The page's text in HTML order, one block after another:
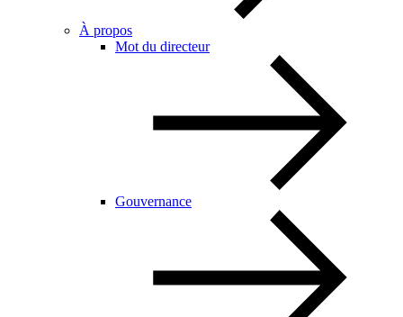
À propos
Mot du directeur
Gouvernance